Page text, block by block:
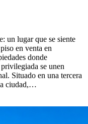
un lugar que se siente
en venta en
donde
se unen
Situado en una tercera
ciudad,…